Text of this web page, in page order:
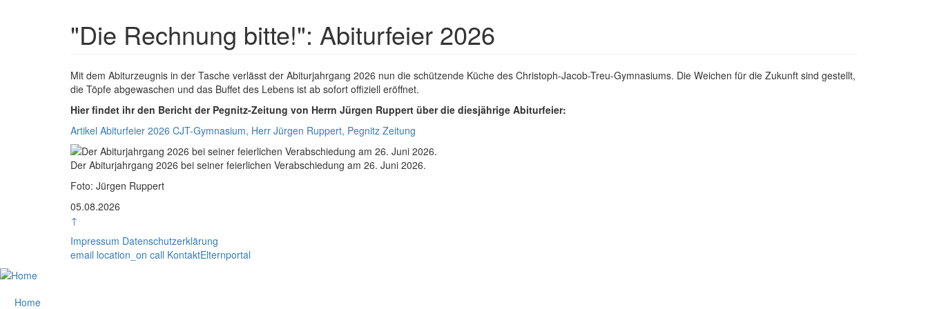
"Die Rechnung bitte!": Abiturfeier 2026
Textkörper
Mit dem Abiturzeugnis in der Tasche verlässt der Abiturjahrgang 2026 nun die schützende Küche des Christoph-Jacob-Treu-Gymnasiums. Die Weichen für die Zukunft sind gestellt,
die Töpfe abgewaschen und das Buffet des Lebens ist ab sofort offiziell eröffnet.
Hier findet ihr den Bericht der Pegnitz-Zeitung von Herrn Jürgen Ruppert über die diesjährige Abiturfeier:
Artikel Abiturfeier 2026 CJT-Gymnasium, Herr Jürgen Ruppert, Pegnitz Zeitung
Rasterbild
Bildunterschrift
Der Abiturjahrgang 2026 bei seiner feierlichen Verabschiedung am 26. Juni 2026.
Foto: Jürgen Ruppert
Zusätzliche Bilder
05.08.2026
↑
Impressum Datenschutzerklärung
email location_on call KontaktElternportal
Home